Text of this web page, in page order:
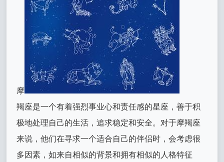
摩
羯座是一个有着强烈事业心和责任感的星座，善于积
极地处理自己的生活，追求稳定和安全。对于摩羯座
来说，他们在寻求一个适合自己的伴侣时，会考虑很
多因素，如来自相似的背景和拥有相似的人格特征